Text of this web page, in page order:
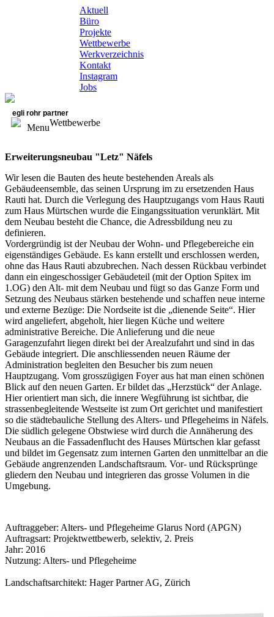
Aktuell
Büro
Projekte
Wettbewerbe
Werkverzeichnis
Kontakt
Instagram
Jobs
egli rohr partner
MenuWettbewerbe
Erweiterungsneubau "Letz" Näfels
Wir lesen die Bauten des heute bestehenden Areals als
Gebäudeensemble, das seinen Ursprung im zu ersetzenden Haus
Rauti hat. Durch die Verlegung des Hauptzugangs vom Haus Rauti
zum Haus Mürtschen wurde die Eingangssituation verunklärt. Mit
dem Neubau besteht die Chance, die Adressbildung neu zu
definieren.
Vordergründig ist der Neubau der Wohn- und Pflegebereiche ein
eigenständiges Gebäude. Es kann erstellt und erschlossen werden,
ohne das Haus Rauti abzubrechen. Nach dessen Rückbau verbindet
dann ein eingeschossiger Gebäudeteil (mit der Option Spitex im
1.OG) den Alt- mit dem Neubau und fügt so das Ganze Form und
Setzung des Neubaus stärken bestehende und schaffen neue interne
und externe Bezüge: Die Nordseite ist die „dienende Seite“. Hier
wird angeliefert, abgeholt, hier liegen Küche und weitere
administrative Bereiche. Die Anlieferung und die neue
Garagenzufahrt liegen direkt bei der Arealzufahrt und sind in das
Gebäude integriert. Die anschliessenden neuen Räume der
Administration begleiten den Besucher bis zum neuen
Hauptzugang. Vom grosszügigen Foyer aus hat man einen schönen
Blick auf den neuen Garten. Er bildet das „Herzstück“ der Anlage.
Hier orientiert man sich, die innere Wegführung ist sichtbar, die
strassenbegleitende Westseite ist zum Ort gerichtet und manifestiert
so die städtebauliche Stellung des Alters- und Pflegeheims in Näfels.
Die südlich gelegene Obstwiese wird durch die Annäherung des
Neubaus an die Fassadenflucht des Hauses Mürtschen klar gefasst
und bildet im Gegensatz zum internen Garten den unmittelbar an die
Gebäude angrenzenden Landschaftsraum. Vor- und Rücksprünge
gliedern den Neubau und integrieren das grosse Volumen in die
Umgebung.
Auftraggeber: Alters- und Pflegeheime Glarus Nord (APGN)
Auftragsart: Projektwettbewerb, selektiv, 2. Preis
Jahr: 2016
Nutzung: Alters- und Pflegeheime
Landschaftsarchitekt: Hager Partner AG, Zürich